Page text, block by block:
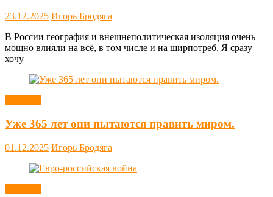
23.12.2025 Игорь Бродяга
В России география и внешнеполитическая изоляция очень
мощно влияли на всё, в том числе и на ширпотреб. Я сразу
хочу
Уже 365 лет они пытаются править миром.
01.12.2025 Игорь Бродяга